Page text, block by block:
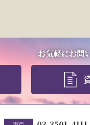
お気軽にお問